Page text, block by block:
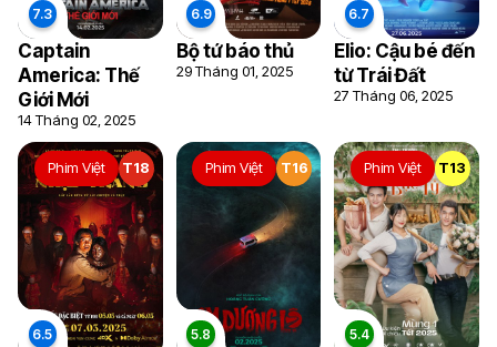
Captain
America: Thế
Giới Mới
14 Tháng 02, 2025
Bộ tứ báo thủ
29 Tháng 01, 2025
Elio: Cậu bé đến
từ Trái Đất
27 Tháng 06, 2025
Phim Việt T18 Phim Việt T16 Phim Việt T13